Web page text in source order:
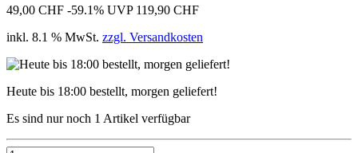
49,00 CHF -59.1% UVP 119,90 CHF
inkl. 8.1 % MwSt. zzgl. Versandkosten
Heute bis 18:00 bestellt, morgen geliefert!
Es sind nur noch 1 Artikel verfügbar